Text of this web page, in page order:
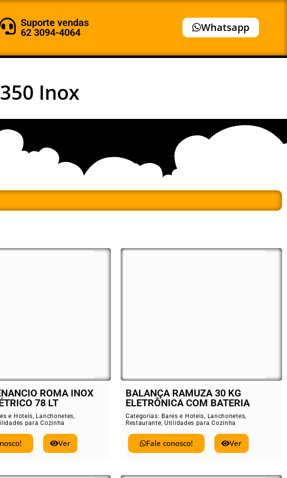
Suporte vendas
62 3094-4064
Whatsapp
Inox
ROMA INOX
78 LT
e Hoteis, Lanchonetes,
para Cozinha
Ver
BALANÇA RAMUZA 30 KG
ELETRÔNICA COM BATERIA
Categorias: Bares e Hoteis, Lanchonetes,
Restaurante, Utilidades para Cozinha
Fale conosco! Ver